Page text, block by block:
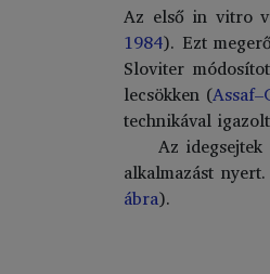
Az első in vitro
1984). Ezt
Sloviter
lecsökken (
technikával
Az idegsejtek
alkalmazást
ábra).